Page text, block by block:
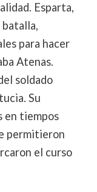
Esparta,
batalla,
para hacer
Atenas.
soldado
Su
en tiempos
permitieron
el curso